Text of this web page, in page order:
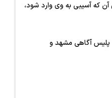
آن که آسیبی به وی وارد شود،
پلیس آگاهی مشهد و